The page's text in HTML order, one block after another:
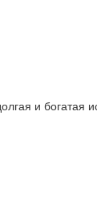
и богатая